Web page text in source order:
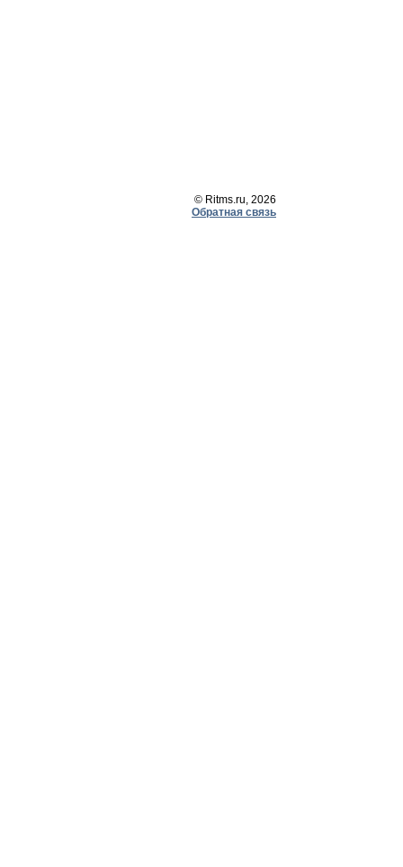
© Ritms.ru, 2026
Обратная связь